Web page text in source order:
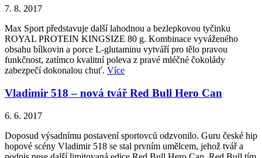
7. 8. 2017
Max Sport představuje další lahodnou a bezlepkovou tyčinku
ROYAL PROTEIN KINGSIZE 80 g. Kombinace vyváženého
obsahu bílkovin a porce L-glutaminu vytváří pro tělo pravou
funkčnost, zatímco kvalitní poleva z pravé mléčné čokolády
zabezpečí dokonalou chuť. Více
Vladimir 518 – nová tvář Red Bull Hero Can
6. 6. 2017
Doposud výsadnímu postavení sportovců odzvonilo. Guru české hip
hopové scény Vladimir 518 se stal prvním umělcem, jehož tvář a